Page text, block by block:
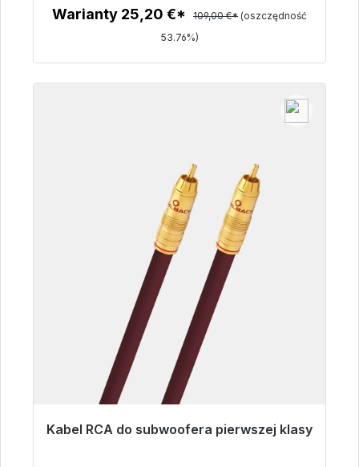
Szczegóły
Warianty 25,20 €* 109,00 €* (oszczędność
53.76%)
Kabel RCA do subwoofera pierwszej klasy
Gotowy do natychmiastowej wysyłki, czas